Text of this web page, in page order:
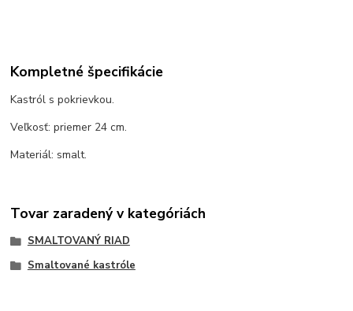
Kompletné špecifikácie
Kastról s pokrievkou.
Veľkosť: priemer 24 cm.
Materiál: smalt.
Tovar zaradený v kategóriách
SMALTOVANÝ RIAD
Smaltované kastróle